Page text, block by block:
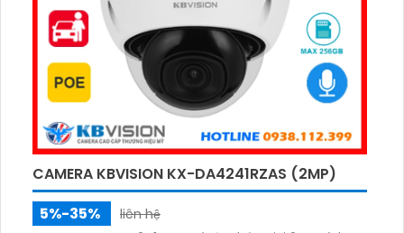
CAMERA KBVISION KX-DA4241RZAS (2MP)
5%-35%
liên hệ